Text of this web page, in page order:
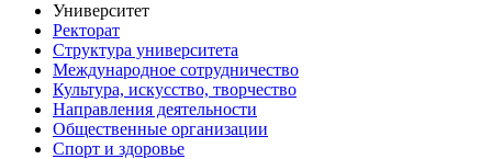
Университет
Ректорат
Структура университета
Международное сотрудничество
Культура, искусство, творчество
Направления деятельности
Общественные организации
Спорт и здоровье